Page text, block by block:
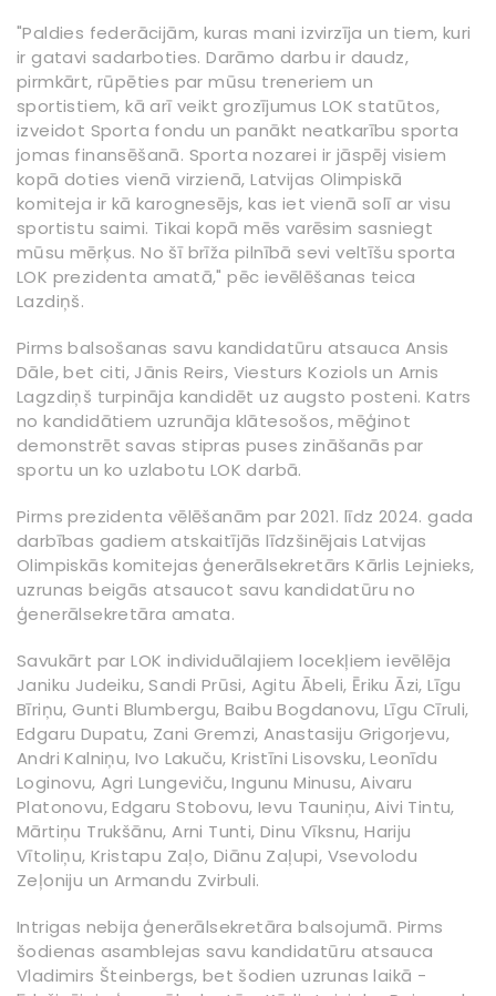
"Paldies federācijām, kuras mani izvirzīja un tiem, kuri
ir gatavi sadarboties. Darāmo darbu ir daudz,
pirmkārt, rūpēties par mūsu treneriem un
sportistiem, kā arī veikt grozījumus LOK statūtos,
izveidot Sporta fondu un panākt neatkarību sporta
jomas finansēšanā. Sporta nozarei ir jāspēj visiem
kopā doties vienā virzienā, Latvijas Olimpiskā
komiteja ir kā karognesējs, kas iet vienā solī ar visu
sportistu saimi. Tikai kopā mēs varēsim sasniegt
mūsu mērķus. No šī brīža pilnībā sevi veltīšu sporta
LOK prezidenta amatā," pēc ievēlēšanas teica
Lazdiņš.
Pirms balsošanas savu kandidatūru atsauca Ansis
Dāle, bet citi, Jānis Reirs, Viesturs Koziols un Arnis
Lagzdiņš turpināja kandidēt uz augsto posteni. Katrs
no kandidātiem uzrunāja klātesošos, mēģinot
demonstrēt savas stipras puses zināšanās par
sportu un ko uzlabotu LOK darbā.
Pirms prezidenta vēlēšanām par 2021. līdz 2024. gada
darbības gadiem atskaitījās līdzšinējais Latvijas
Olimpiskās komitejas ģenerālsekretārs Kārlis Lejnieks,
uzrunas beigās atsaucot savu kandidatūru no
ģenerālsekretāra amata.
Savukārt par LOK individuālajiem locekļiem ievēlēja
Janiku Judeiku, Sandi Prūsi, Agitu Ābeli, Ēriku Āzi, Līgu
Bīriņu, Gunti Blumbergu, Baibu Bogdanovu, Līgu Cīruli,
Edgaru Dupatu, Zani Gremzi, Anastasiju Grigorjevu,
Andri Kalniņu, Ivo Lakuču, Kristīni Lisovsku, Leonīdu
Loginovu, Agri Lungeviču, Ingunu Minusu, Aivaru
Platonovu, Edgaru Stobovu, Ievu Tauniņu, Aivi Tintu,
Mārtiņu Trukšānu, Arni Tunti, Dinu Vīksnu, Hariju
Vītoliņu, Kristapu Zaļo, Diānu Zaļupi, Vsevolodu
Zeļoniju un Armandu Zvirbuli.
Intrigas nebija ģenerālsekretāra balsojumā. Pirms
šodienas asamblejas savu kandidatūru atsauca
Vladimirs Šteinbergs, bet šodien uzrunas laikā -